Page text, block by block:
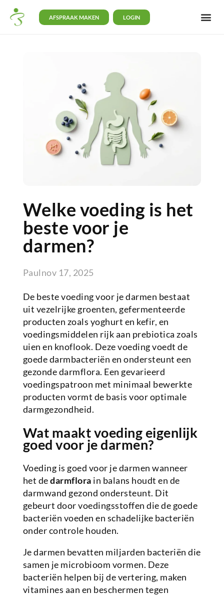
AFSPRAAK MAKEN LOGIN
Welke voeding is het
beste voor je
darmen?
Paulnov 17, 2025
De beste voeding voor je darmen bestaat
uit vezelrijke groenten, gefermenteerde
producten zoals yoghurt en kefir, en
voedingsmiddelen rijk aan prebiotica zoals
uien en knoflook. Deze voeding voedt de
goede darmbacteriën en ondersteunt een
gezonde darmflora. Een gevarieerd
voedingspatroon met minimaal bewerkte
producten vormt de basis voor optimale
darmgezondheid.
Wat maakt voeding eigenlijk
goed voor je darmen?
Voeding is goed voor je darmen wanneer
het dedarmflora in balans houdt en de
darmwand gezond ondersteunt. Dit
gebeurt door voedingsstoffen die de goede
bacteriën voeden en schadelijke bacteriën
onder controle houden.
Je darmen bevatten miljarden bacteriën die
samen je microbioom vormen. Deze
bacteriën helpen bij de vertering, maken
vitamines aan en beschermen tegen